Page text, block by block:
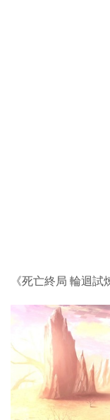
《死亡終局 輪迴試